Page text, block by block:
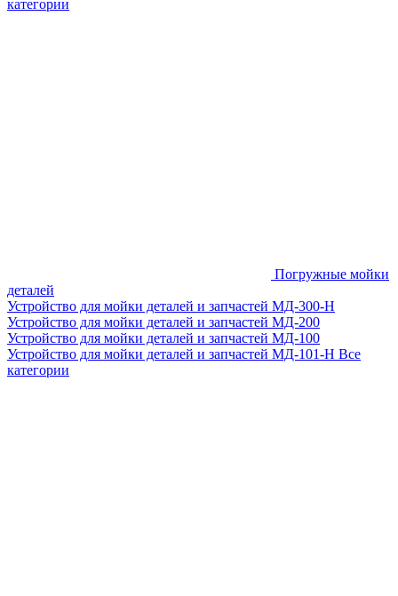
категории
Погружные мойки
деталей
Устройство для мойки деталей и запчастей МД-300-H
Устройство для мойки деталей и запчастей МД-200
Устройство для мойки деталей и запчастей МД-100
Устройство для мойки деталей и запчастей МД-101-Н Все
категории